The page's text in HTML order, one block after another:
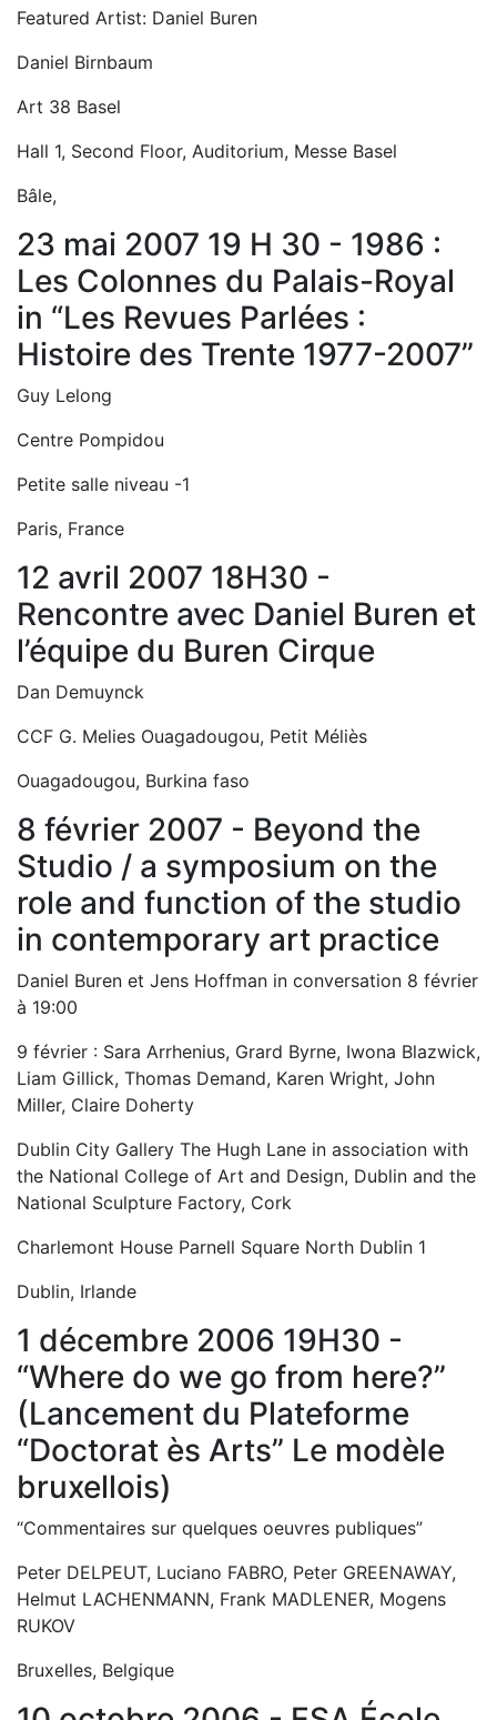
Featured Artist: Daniel Buren
Daniel Birnbaum
Art 38 Basel
Hall 1, Second Floor, Auditorium, Messe Basel
Bâle,
23 mai 2007 19 H 30 - 1986 :
Les Colonnes du Palais-Royal
in “Les Revues Parlées :
Histoire des Trente 1977-2007”
Guy Lelong
Centre Pompidou
Petite salle niveau -1
Paris, France
12 avril 2007 18H30 -
Rencontre avec Daniel Buren et
l’équipe du Buren Cirque
Dan Demuynck
CCF G. Melies Ouagadougou, Petit Méliès
Ouagadougou, Burkina faso
8 février 2007 - Beyond the
Studio / a symposium on the
role and function of the studio
in contemporary art practice
Daniel Buren et Jens Hoffman in conversation 8 février
à 19:00
9 février : Sara Arrhenius, Grard Byrne, Iwona Blazwick,
Liam Gillick, Thomas Demand, Karen Wright, John
Miller, Claire Doherty
Dublin City Gallery The Hugh Lane in association with
the National College of Art and Design, Dublin and the
National Sculpture Factory, Cork
Charlemont House Parnell Square North Dublin 1
Dublin, Irlande
1 décembre 2006 19H30 -
“Where do we go from here?”
(Lancement du Plateforme
“Doctorat ès Arts” Le modèle
bruxellois)
“Commentaires sur quelques oeuvres publiques”
Peter DELPEUT, Luciano FABRO, Peter GREENAWAY,
Helmut LACHENMANN, Frank MADLENER, Mogens
RUKOV
Bruxelles, Belgique